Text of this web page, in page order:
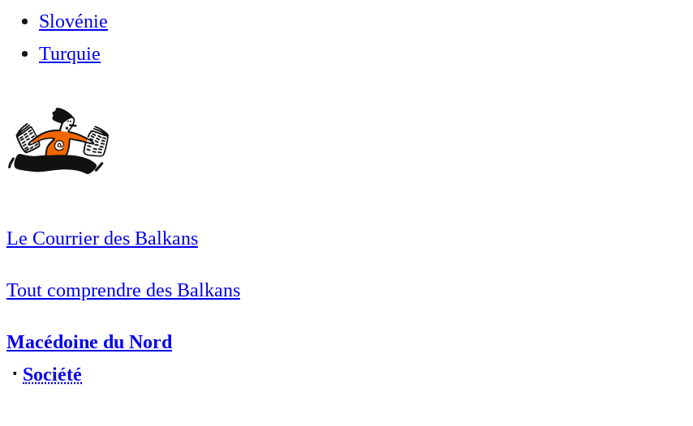
Slovénie
Turquie
Le Courrier des Balkans
Tout comprendre des Balkans
Macédoine du Nord
⋅ Société